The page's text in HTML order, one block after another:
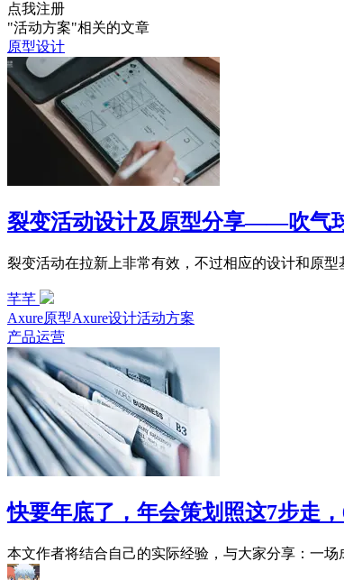
点我注册
"活动方案"相关的文章
原型设计
裂变活动设计及原型分享——吹气
裂变活动在拉新上非常有效，不过相应的设计和原
芊芊
Axure原型Axure设计活动方案
产品运营
快要年底了，年会策划照这7步走
本文作者将结合自己的实际经验，与大家分享：一